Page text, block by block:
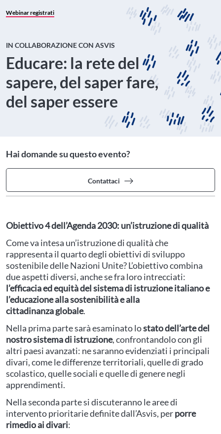
Webinar registrati
IN COLLABORAZIONE CON ASVIS
Educare: la rete del
sapere, del saper fare,
del saper essere
Hai domande su questo evento?
Contattaci
Obiettivo 4 dell’Agenda 2030: un’istruzione di qualità
Come va intesa un’istruzione di qualità che
rappresenta il quarto degli obiettivi di sviluppo
sostenibile delle Nazioni Unite? L’obiettivo combina
due aspetti diversi, anche se fra loro intrecciati:
l’efficacia ed equità del sistema di istruzione italiano e
l’educazione alla sostenibilità e alla
cittadinanza globale.
Nella prima parte sarà esaminato lostato dell’arte del
nostro sistema di istruzione, confrontandolo con gli
altri paesi avanzati: ne saranno evidenziati i principali
divari, come le differenze territoriali, quelle di grado
scolastico, quelle sociali e quelle di genere negli
apprendimenti.
Nella seconda parte si discuteranno le aree di
intervento prioritarie definite dall’Asvis, perporre
rimedio ai divari: